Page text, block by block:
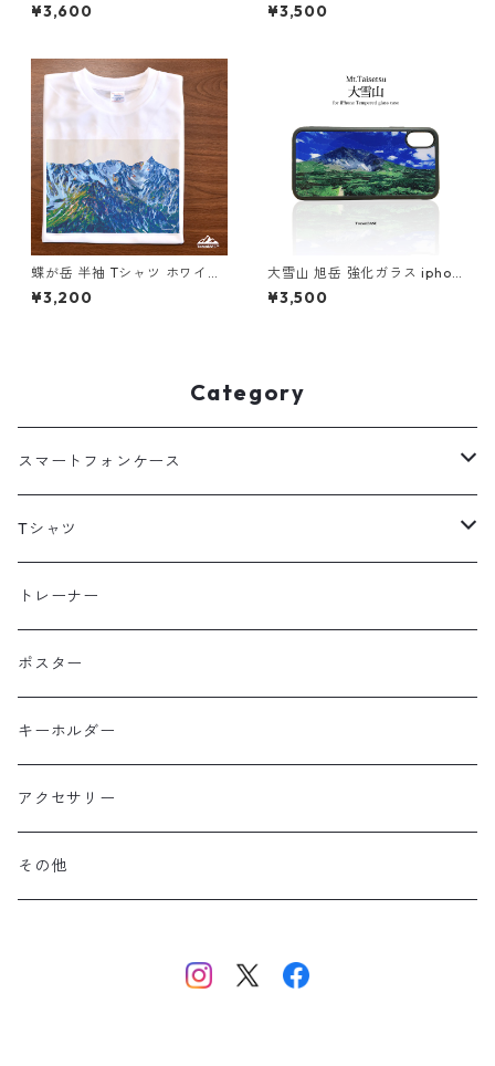
ズ レディース ユニセックス ブ
¥3,600
登山 山 北海道 雪 旭岳 自然 草
¥3,500
蝶が岳 半袖 Tシャツ ホワイト
ドライ 吸水速乾 山 登山 アウ
トドア 山Tシャツ 山のイラス
¥3,200
大雪山 旭岳 強化ガラス iphon
e スマホケース スマホカバー
登山 山 北海道 夏
¥3,500
Category
スマートフォンケース
海外
北海道
東北
上信越・尾瀬・日光・北関東
北アルプス
美ヶ原・八ヶ岳・秩父・多摩・南関東
Tシャツ
半袖
コットン
ポリエステル
長袖
Performance Art Wear
トレーナー
ポスター
キーホルダー
アクセサリー
その他